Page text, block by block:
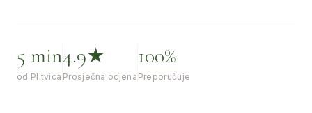
5 min
od Plitvica
4.9★
Prosječna ocjena
100%
Preporučuje